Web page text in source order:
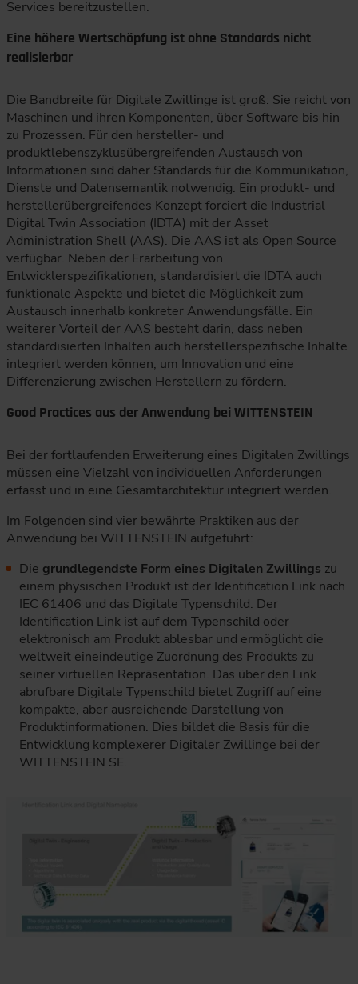
Services bereitzustellen.
Eine höhere Wertschöpfung ist ohne Standards nicht
realisierbar
Die Bandbreite für Digitale Zwillinge ist groß: Sie reicht von
Maschinen und ihren Komponenten, über Software bis hin
zu Prozessen. Für den hersteller- und
produktlebenszyklusübergreifenden Austausch von
Informationen sind daher Standards für die Kommunikation,
Dienste und Datensemantik notwendig. Ein produkt- und
herstellerübergreifendes Konzept forciert die Industrial
Digital Twin Association (IDTA) mit der Asset
Administration Shell (AAS). Die AAS ist als Open Source
verfügbar. Neben der Erarbeitung von
Entwicklerspezifikationen, standardisiert die IDTA auch
funktionale Aspekte und bietet die Möglichkeit zum
Austausch innerhalb konkreter Anwendungsfälle. Ein
weiterer Vorteil der AAS besteht darin, dass neben
standardisierten Inhalten auch herstellerspezifische Inhalte
integriert werden können, um Innovation und eine
Differenzierung zwischen Herstellern zu fördern.
Good Practices aus der Anwendung bei WITTENSTEIN
Bei der fortlaufenden Erweiterung eines Digitalen Zwillings
müssen eine Vielzahl von individuellen Anforderungen
erfasst und in eine Gesamtarchitektur integriert werden.
Im Folgenden sind vier bewährte Praktiken aus der
Anwendung bei WITTENSTEIN aufgeführt:
Die grundlegendste Form eines Digitalen Zwillings zu
einem physischen Produkt ist der Identification Link nach
IEC 61406 und das Digitale Typenschild. Der
Identification Link ist auf dem Typenschild oder
elektronisch am Produkt ablesbar und ermöglicht die
weltweit eineindeutige Zuordnung des Produkts zu
seiner virtuellen Repräsentation. Das über den Link
abrufbare Digitale Typenschild bietet Zugriff auf eine
kompakte, aber ausreichende Darstellung von
Produktinformationen. Dies bildet die Basis für die
Entwicklung komplexerer Digitaler Zwillinge bei der
WITTENSTEIN SE.